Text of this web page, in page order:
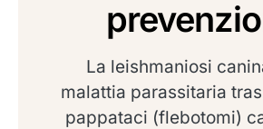
La leishmaniosi
malattia parassitaria
pappataci (flebotomi)